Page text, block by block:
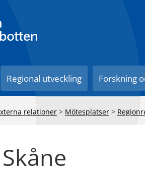
Regional utveckling Forskning
relationer > Mötesplatser >